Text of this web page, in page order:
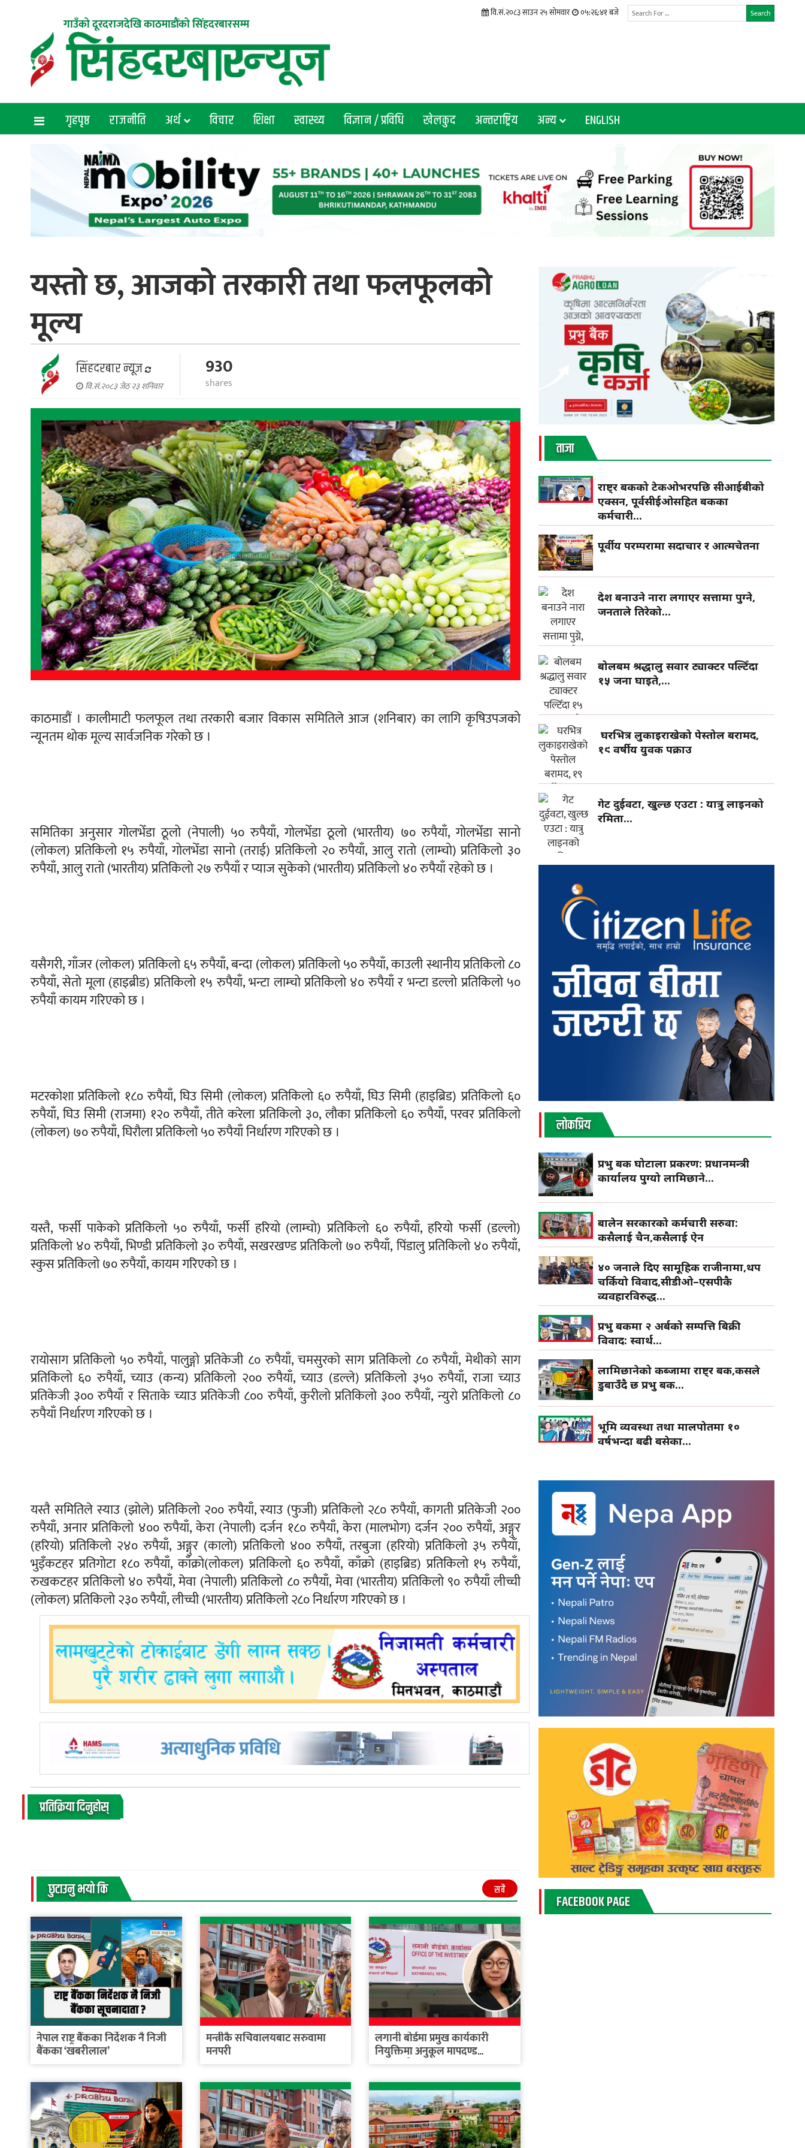
गाउँको दूरदराजदेखि काठमाडौंको सिंहदरबारसम्म
Search
वि.सं.२०८३ साउन २५ सोमवार ०५:२६:४३ बजे
गृहपृष्ठ राजनीति अर्थ विचार शिक्षा स्वास्थ्य विज्ञान / प्रविधि खेलकुद अन्तराष्ट्रिय अन्य ENGLISH
यस्तो छ, आजको तरकारी तथा फलफूलको
मूल्य
सिंहदरबार न्यूज
वि.सं.२०८३ जेठ २३ शनिवार
930
shares
काठमाडौं । कालीमाटी फलफूल तथा तरकारी बजार विकास समितिले आज (शनिबार) का लागि कृषिउपजको
न्यूनतम थोक मूल्य सार्वजनिक गरेको छ ।
समितिका अनुसार गोलभेँडा ठूलो (नेपाली) ५० रुपैयाँ, गोलभेँडा ठूलो (भारतीय) ७० रुपैयाँ, गोलभेँडा सानो
(लोकल) प्रतिकिलो १५ रुपैयाँ, गोलभेँडा सानो (तराई) प्रतिकिलो २० रुपैयाँ, आलु रातो (लाम्चो) प्रतिकिलो ३०
रुपैयाँ, आलु रातो (भारतीय) प्रतिकिलो २७ रुपैयाँ र प्याज सुकेको (भारतीय) प्रतिकिलो ४० रुपैयाँ रहेको छ ।
यसैगरी, गाँजर (लोकल) प्रतिकिलो ६५ रुपैयाँ, बन्दा (लोकल) प्रतिकिलो ५० रुपैयाँ, काउली स्थानीय प्रतिकिलो ८०
रुपैयाँ, सेतो मूला (हाइब्रीड) प्रतिकिलो १५ रुपैयाँ, भन्टा लाम्चो प्रतिकिलो ४० रुपैयाँ र भन्टा डल्लो प्रतिकिलो ५०
रुपैयाँ कायम गरिएको छ ।
मटरकोशा प्रतिकिलो १८० रुपैयाँ, घिउ सिमी (लोकल) प्रतिकिलो ६० रुपैयाँ, घिउ सिमी (हाइब्रिड) प्रतिकिलो ६०
रुपैयाँ, घिउ सिमी (राजमा) १२० रुपैयाँ, तीते करेला प्रतिकिलो ३०, लौका प्रतिकिलो ६० रुपैयाँ, परवर प्रतिकिलो
(लोकल) ७० रुपैयाँ, घिरौला प्रतिकिलो ५० रुपैयाँ निर्धारण गरिएको छ ।
यस्तै, फर्सी पाकेको प्रतिकिलो ५० रुपैयाँ, फर्सी हरियो (लाम्चो) प्रतिकिलो ६० रुपैयाँ, हरियो फर्सी (डल्लो)
प्रतिकिलो ४० रुपैयाँ, भिण्डी प्रतिकिलो ३० रुपैयाँ, सखरखण्ड प्रतिकिलो ७० रुपैयाँ, पिंडालु प्रतिकिलो ४० रुपैयाँ,
स्कुस प्रतिकिलो ७० रुपैयाँ, कायम गरिएको छ ।
रायोसाग प्रतिकिलो ५० रुपैयाँ, पालुङ्गो प्रतिकेजी ८० रुपैयाँ, चमसुरको साग प्रतिकिलो ८० रुपैयाँ, मेथीको साग
प्रतिकिलो ६० रुपैयाँ, च्याउ (कन्य) प्रतिकिलो २०० रुपैयाँ, च्याउ (डल्ले) प्रतिकिलो ३५० रुपैयाँ, राजा च्याउ
प्रतिकेजी ३०० रुपैयाँ र सिताके च्याउ प्रतिकेजी ८०० रुपैयाँ, कुरीलो प्रतिकिलो ३०० रुपैयाँ, न्युरो प्रतिकिलो ८०
रुपैयाँ निर्धारण गरिएको छ ।
यस्तै समितिले स्याउ (झोले) प्रतिकिलो २०० रुपैयाँ, स्याउ (फुजी) प्रतिकिलो २८० रुपैयाँ, कागती प्रतिकेजी २००
रुपैयाँ, अनार प्रतिकिलो ४०० रुपैयाँ, केरा (नेपाली) दर्जन १८० रुपैयाँ, केरा (मालभोग) दर्जन २०० रुपैयाँ, अङ्गुर
(हरियो) प्रतिकिलो २४० रुपैयाँ, अङ्गुर (कालो) प्रतिकिलो ४०० रुपैयाँ, तरबुजा (हरियो) प्रतिकिलो ३५ रुपैयाँ,
भुइँकटहर प्रतिगोटा १८० रुपैयाँ, काँक्रो(लोकल) प्रतिकिलो ६० रुपैयाँ, काँक्रो (हाइब्रिड) प्रतिकिलो १५ रुपैयाँ,
रुखकटहर प्रतिकिलो ४० रुपैयाँ, मेवा (नेपाली) प्रतिकिलो ८० रुपैयाँ, मेवा (भारतीय) प्रतिकिलो ९० रुपैयाँ लीच्ची
(लोकल) प्रतिकिलो २३० रुपैयाँ, लीच्ची (भारतीय) प्रतिकिलो २८० निर्धारण गरिएको छ ।
प्रतिक्रिया दिनुहोस्
छुटाउनु भयाे कि सबै
नेपाल राष्ट्र बैंकका निर्देशक नै निजी
बैंकका ‘खबरीलाल’
मन्त्रीकै सचिवालयबाट सरुवामा
मनपरी
लगानी बोर्डमा प्रमुख कार्यकारी
नियुक्तिमा अनुकूल मापदण्ड
ताजा
राष्ट्र बैंकको टेकओभरपछि सीआईबीको
एक्सन, पूर्वसीईओसहित बैंकका
कर्मचारी...
पूर्वीय परम्परामा सदाचार र आत्मचेतना
देश बनाउने नारा लगाएर सत्तामा पुग्ने,
जनताले तिरेको...
बोलबम श्रद्धालु सवार ट्याक्टर पल्टिँदा
१५ जना घाइते,...
घरभित्र लुकाइराखेको पेस्तोल बरामद,
१९ वर्षीय युवक पक्राउ
गेट दुईवटा, खुल्छ एउटा : यात्रु लाइनको
रमिता...
लाेकप्रिय
प्रभु बैंक घोटाला प्रकरण: प्रधानमन्त्री
कार्यालय पुग्यो लामिछाने...
बालेन सरकारको कर्मचारी सरुवा:
कसैलाई चैन,कसैलाई ऐन
४० जनाले दिए सामूहिक राजीनामा,थप
चर्कियो विवाद,सीडीओ–एसपीकै
व्यवहारविरुद्ध...
प्रभु बैंकमा २ अर्बको सम्पत्ति बिक्री
विवाद: स्वार्थ...
लामिछानेको कब्जामा राष्ट्र बैंक,कसले
डुबाउँदै छ प्रभु बैंक...
भूमि व्यवस्था तथा मालपोतमा १०
वर्षभन्दा बढी बसेका...
FACEBOOK PAGE